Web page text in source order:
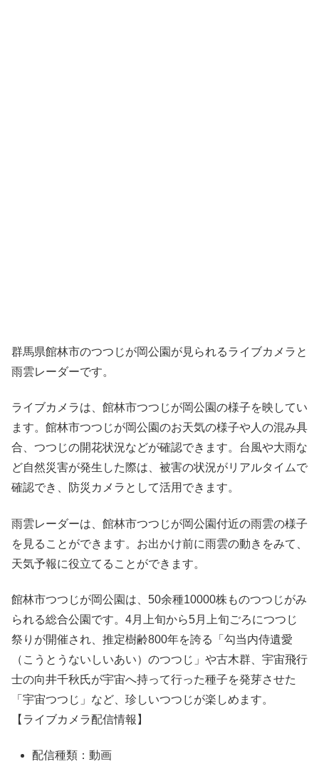
群馬県館林市のつつじが岡公園が見られるライブカメラと
雨雲レーダーです。
ライブカメラは、館林市つつじが岡公園の様子を映してい
ます。館林市つつじが岡公園のお天気の様子や人の混み具
合、つつじの開花状況などが確認できます。台風や大雨な
ど自然災害が発生した際は、被害の状況がリアルタイムで
確認でき、防災カメラとして活用できます。
雨雲レーダーは、館林市つつじが岡公園付近の雨雲の様子
を見ることができます。お出かけ前に雨雲の動きをみて、
天気予報に役立てることができます。
館林市つつじが岡公園は、50余種10000株ものつつじがみ
られる総合公園です。4月上旬から5月上旬ごろにつつじ
祭りが開催され、推定樹齢800年を誇る「勾当内侍遺愛
（こうとうないしいあい）のつつじ」や古木群、宇宙飛行
士の向井千秋氏が宇宙へ持って行った種子を発芽させた
「宇宙つつじ」など、珍しいつつじが楽しめます。
【ライブカメラ配信情報】
配信種類：動画